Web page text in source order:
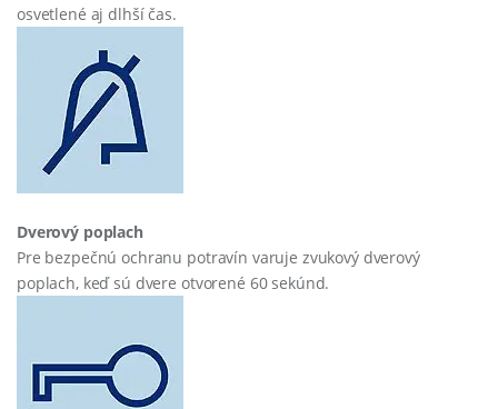
osvetlené aj dlhší čas.
Dverový poplach
Pre bezpečnú ochranu potravín varuje zvukový dverový
poplach, keď sú dvere otvorené 60 sekúnd.